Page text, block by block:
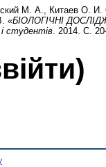
М. А. Китаев О. И.
«БІОЛОГІЧНІ
студентів . 2014. С.